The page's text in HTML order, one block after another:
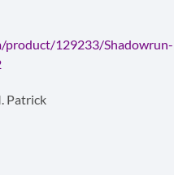
129233/Shadowrun-
Patrick